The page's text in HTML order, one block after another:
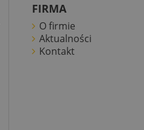
FIRMA
O firmie
Aktualności
Kontakt